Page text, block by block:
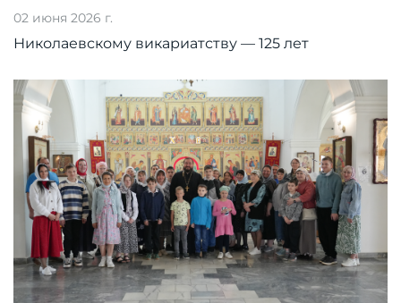
02 июня 2026 г.
Николаевскому викариатству — 125 лет